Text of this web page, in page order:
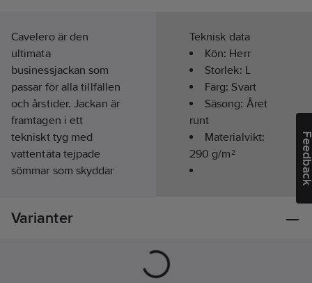
Cavelero är den
ultimata
businessjackan som
passar för alla tillfällen
och årstider. Jackan är
framtagen i ett
tekniskt tyg med
vattentäta tejpade
sömmar som skyddar
kviltade sömmar och
Teknisk data
Kön: Herr
Storlek: L
Färg:Svart
Säsong: Året
runt
Materialvikt:
290 g/m²
Varianter